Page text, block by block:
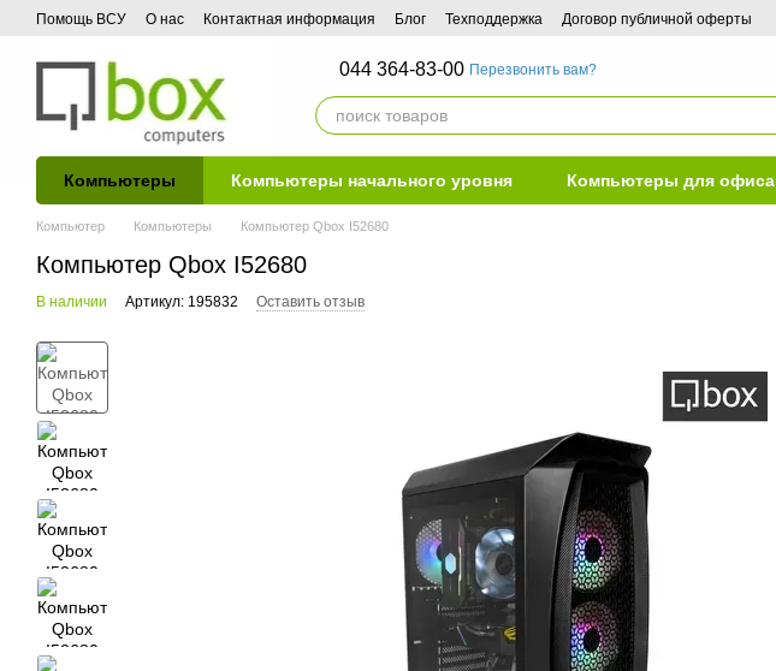
Перейти к основному контенту
Помощь ВСУ О нас Контактная информация Блог Техподдержка Договор публичной оферты
044 364-83-00 Перезвонить вам?
Компьютеры Компьютеры начального уровня Компьютеры для офиса
Компьютер Компьютеры Компьютер Qbox I52680
Компьютер Qbox I52680
В наличии Артикул: 195832 Оставить отзыв